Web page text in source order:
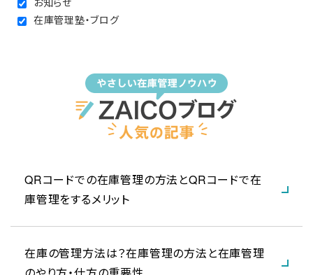
在庫管理塾・ブログ
QRコードでの在庫管理の方法とQRコードで在
庫管理をするメリット
在庫の管理方法は？在庫管理の方法と在庫管理